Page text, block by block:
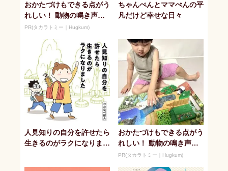
おかたづけもできる点がう
れしい！ 動物の鳴き声や
セリフが盛りだくさんの
PR(タカラトミー｜Hugkum)
ちゃんぺんとママぺんの平
凡だけど幸せな日々
人見知りの自分を許せたら
生きるのがラクになりまし
おかたづけもできる点がう
れしい！ 動物の鳴き声や
セリフが盛りだくさんの
PR(タカラトミー｜Hugkum)